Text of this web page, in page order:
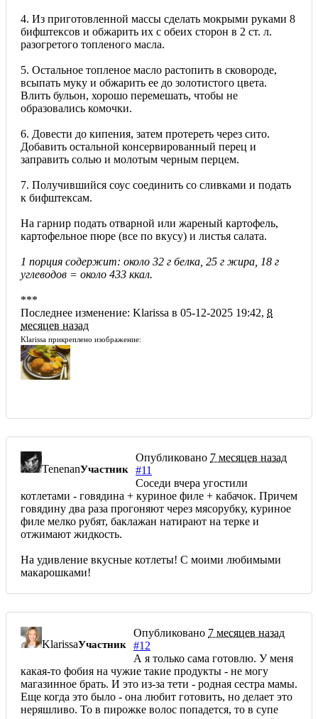
4. Из приготовленной массы сделать мокрыми руками 8
бифштексов и обжарить их с обеих сторон в 2 ст. л.
разогретого топленого масла.
5. Остальное топленое масло растопить в сковороде,
всыпать муку и обжарить ее до золотистого цвета.
Влить бульон, хорошо перемешать, чтобы не
образовались комочки.
6. Довести до кипения, затем протереть через сито.
Добавить остальной консервированный перец и
заправить солью и молотым черным перцем.
7. Получившийся соус соединить со сливками и подать
к бифштексам.
На гарнир подать отварной или жареный картофель,
картофельное пюре (все по вкусу) и листья салата.
1 порция содержит: около 32 г белка, 25 г жира, 18 г
углеводов = около 433 ккал.
***
Последнее изменение: Klarissa в 05-12-2025 19:42, 8
месяцев назад
Klarissa прикреплено изображение:
TenenanУчастник
Опубликовано 7 месяцев назад
#11
Соседи вчера угостили
котлетами - говядина + куриное филе + кабачок. Причем
говядину два раза прогоняют через мясорубку, куриное
филе мелко рубят, баклажан натирают на терке и
отжимают жидкость.
На удивление вкусные котлеты! С моими любимыми
макарошками!
KlarissaУчастник
Опубликовано 7 месяцев назад
#12
А я только сама готовлю. У меня
какая-то фобия на чужие такие продукты - не могу
магазинное брать. И это из-за тети - родная сестра мамы.
Еще когда это было - она любит готовить, но делает это
неряшливо. То в пирожке волос попадется, то в супе